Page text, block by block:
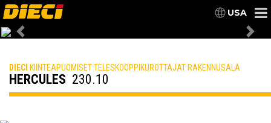
USA
Previous
DIECI KIINTEAPUOMISET TELESKOOPPIKUROTTAJAT RAKENNUSALA
HERCULES 230.10